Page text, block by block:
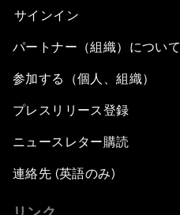
サインイン
パートナー（組織）について
参加する（個人、組織）
プレスリリース登録
ニュースレター購読
連絡先 (英語のみ)